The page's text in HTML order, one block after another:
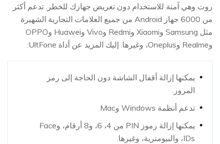
روت وهي آمنة للاستخدام دون تعريض جهازك للخطر. تدعم أكثر
من 6000 جهاز Android من جميع العلامات التجارية الشهيرة
مثل Samsung وXiaomi وRedmi وVivo وHuawei وOPPO
وRealme وOneplus، وغيرها. إليك المزيد عن أداة UltFone:
يمكنها إزالة أقفال الشاشة دون الحاجة إلى رمز
المرور.
تدعم أنظمة Windows وMac.
يمكنها إزالة رموز PIN من 4، 6، و8 أرقام، وFace
IDs، والبيومترية، وغيرها.